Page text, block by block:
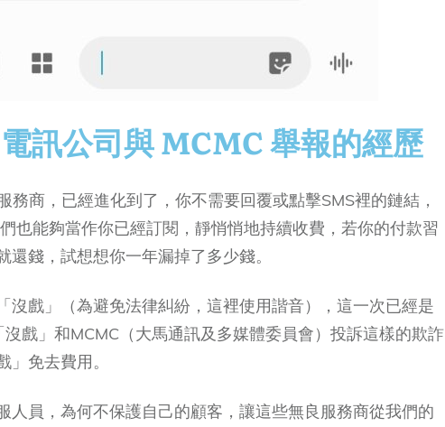
訊公司與 MCMC 舉報的經歷
務商，已經進化到了，你不需要回覆或點擊SMS裡的鏈結，
也能夠當作你已經訂閱，靜悄悄地持續收費，若你的付款習
錢，試想想你一年漏掉了多少錢。
沒戲」（為避免法律糾紛，這裡使用諧音），這一次已經是
戲」和MCMC（大馬通訊及多媒體委員會）投訴這樣的欺詐
免去費用。
人員，為何不保護自己的顧客，讓這些無良服務商從我們的